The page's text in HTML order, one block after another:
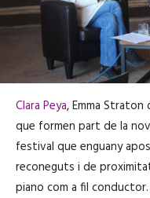
Clara Peya, Emma Straton
que formen part de la
festival que enguany
reconeguts i de
piano com a fil conductor.